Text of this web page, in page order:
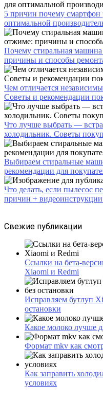
5 причин почему смартфон
оптимальной
Почему стиральная
причины и способы
Чем отличается
Советы и рекомендации
Что лучше выбрать —
холодильник. Советы
Выбираем стиральные
рекомендации для
Что делать, если пылесос
причин + видеоинструкции
Свежие публикации
Ссылки на бета-
Xiaomi и Redmi
Исправляем бутлуп
остановки
Какое молоко лучше
Формат mkv как
Как заправить
условиях